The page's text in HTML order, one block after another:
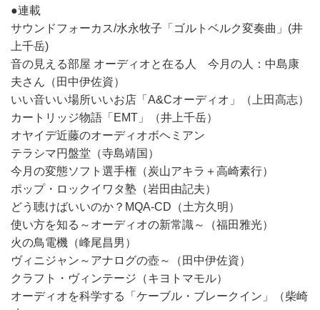
●連載
サウンドフォーカス/水永牧子「ゴルトベルク変奏曲」(井
上千岳)
音の見える部屋 オーディオと在る人 今月の人：中島康
夫さん（田中伊佐資）
いい音いい場所いいお店「A&Cオーディオ」（上田高志）
カートリッジ物語「EMT」（井上千岳）
オヤイデ近藤のオーディオボヘミアン
テラシマ円盤堂（寺島靖国）
今月の変態ソフト選手権（炭山アキラ＋高崎素行）
ポップ・ロックイワタ塾（岩田由記夫）
どう聴けばいいのか？MQA-CD（土方久明）
使い方を知る～オーディオの新常識～（福田雅光）
火の鳥電機（峰尾昌男）
ヴィニジャン～アナログの壺～（田中伊佐資）
クラフト・ヴィンテージ（キヨトマモル）
オーディオを科学する「ケーブル・ブレークイン」（柴崎